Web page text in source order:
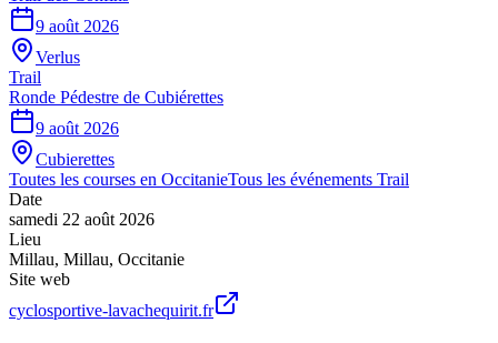
9 août 2026
Verlus
Trail
Ronde Pédestre de Cubiérettes
9 août 2026
Cubierettes
Toutes les courses en OccitanieTous les événements Trail
Date
samedi 22 août 2026
Lieu
Millau, Millau, Occitanie
Site web
cyclosportive-lavachequirit.fr